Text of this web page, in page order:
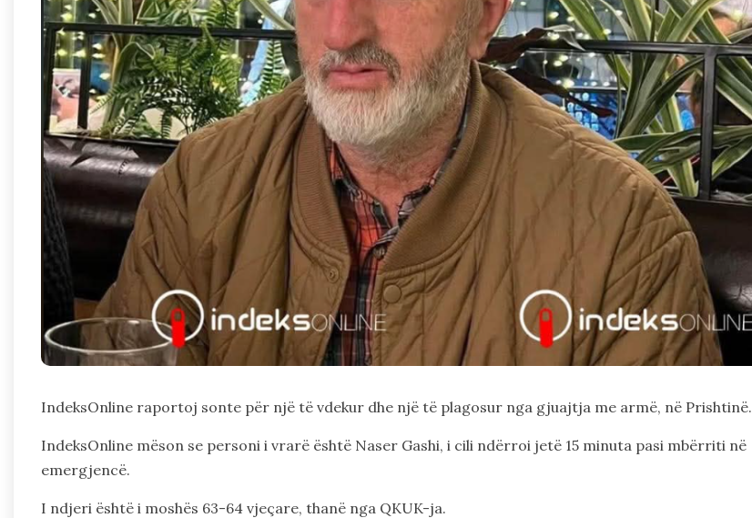
IndeksOnline raportoj sonte për një të vdekur dhe një të plagosur nga gjuajtja me armë, në Prishtinë.
IndeksOnline mëson se personi i vrarë është Naser Gashi, i cili ndërroi jetë 15 minuta pasi mbërriti në
emergjencë.
I ndjeri është i moshës 63-64 vjeçare, thanë nga QKUK-ja.